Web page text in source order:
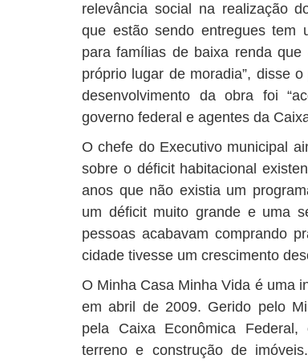
relevância social na realização
que estão sendo entregues tem
para famílias de baixa renda
próprio lugar de moradia”, disse
desenvolvimento da obra foi
governo federal e agentes da
O chefe do Executivo municipal
sobre o déficit habitacional
anos que não existia um
um déficit muito grande e uma
pessoas acabavam comprando
cidade tivesse um crescimento
O Minha Casa Minha Vida é uma
em abril de 2009. Gerido pelo
pela Caixa Econômica
terreno e construção de